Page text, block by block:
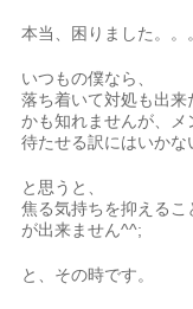
本当、困りました。。
いつもの僕なら、
落ち着いて対処も出来
かも知れませんが、メ
待たせる訳にはいかな
と思うと、
焦る気持ちを抑えるこ
が出来ません^^;
と、その時です。